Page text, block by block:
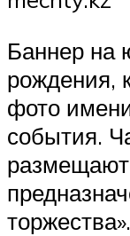
Баннер на
рождения,
фото
события.
торжества».